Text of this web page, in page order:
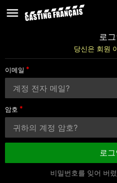
로
당신은 회원
이메일
암호
로그
비밀번호를 잊어 버